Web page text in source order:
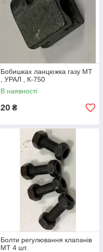
Бобишках ланцюжка газу МТ
, УРАЛ , К-750
В наявності
20 ₴
Болти регулювання клапанів
МТ 4 шт.